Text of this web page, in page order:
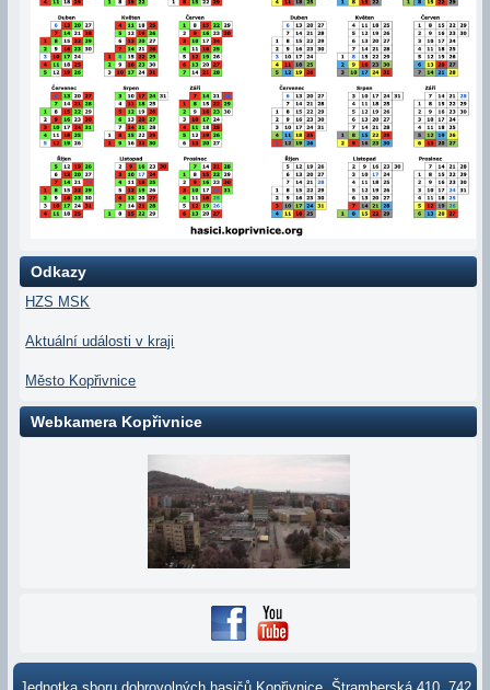
Odkazy
HZS MSK
Aktuální události v kraji
Město Kopřivnice
Webkamera Kopřivnice